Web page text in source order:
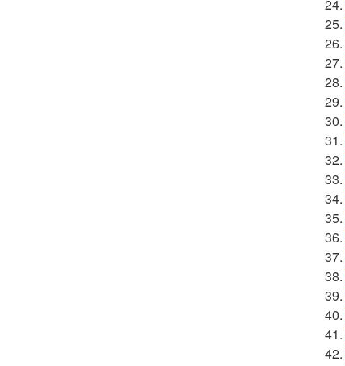
24.
25.
26.
27.
28.
29.
30.
31.
32.
33.
34.
35.
36.
37.
38.
39.
40.
41.
42.